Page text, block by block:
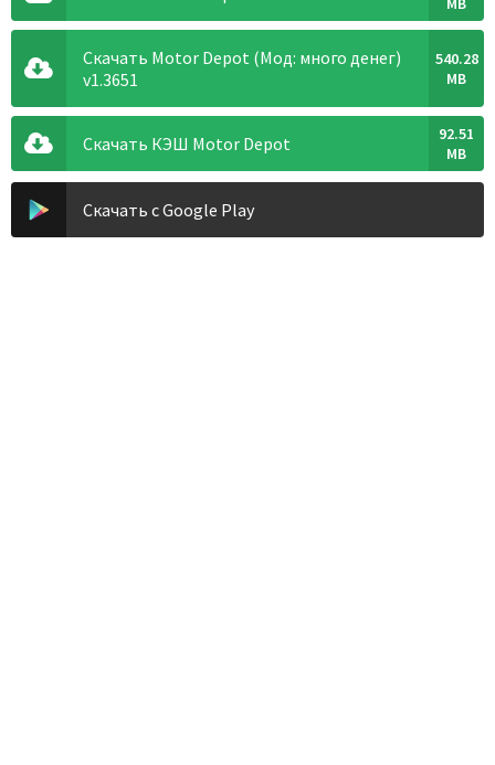
Скачать Motor Depot (Мод: много денег)
v1.3651
540.28
MB
Скачать КЭШ Motor Depot
92.51
MB
Скачать с Google Play